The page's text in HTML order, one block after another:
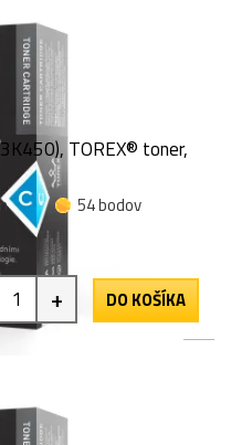
TOREX® toner,
54 bodov
+ DO KOŠÍKA